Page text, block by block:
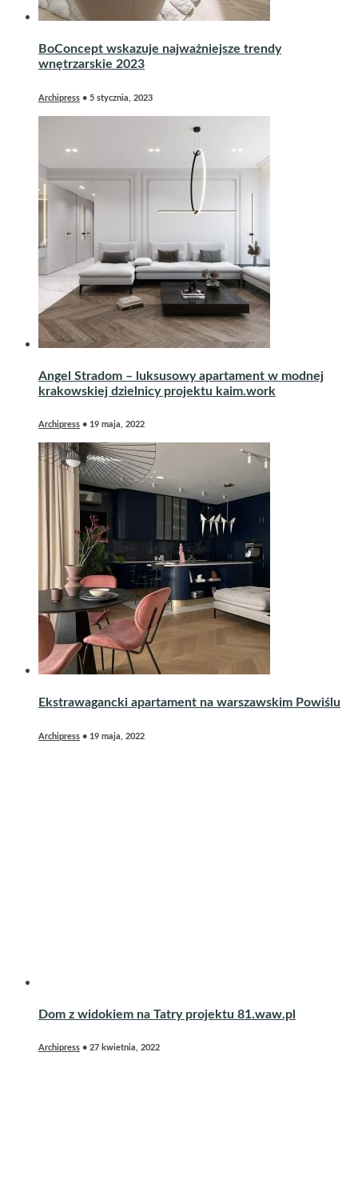
BoConcept wskazuje najważniejsze trendy
wnętrzarskie 2023
Archipress • 5 stycznia, 2023
Angel Stradom – luksusowy apartament w modnej
krakowskiej dzielnicy projektu kaim.work
Archipress • 19 maja, 2022
Ekstrawagancki apartament na warszawskim Powiślu
Archipress • 19 maja, 2022
Dom z widokiem na Tatry projektu 81.waw.pl
Archipress • 27 kwietnia, 2022